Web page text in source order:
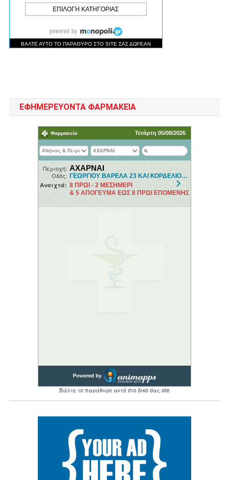
ΕΦΗΜΕΡΕΥΟΝΤΑ ΦΑΡΜΑΚΕΙΑ